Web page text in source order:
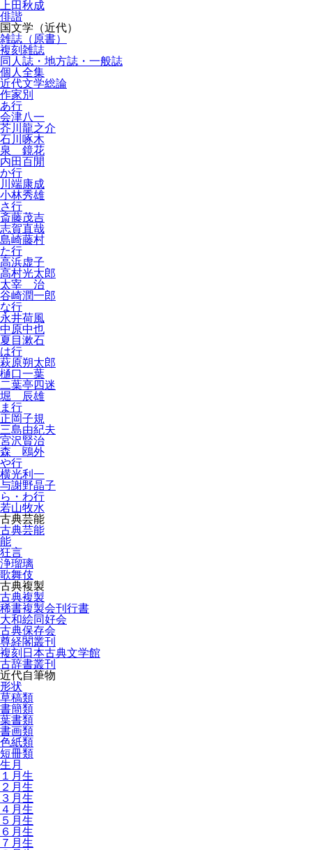
上田秋成
俳諧
国文学（近代）
雑誌（原書）
複刻雑誌
同人誌・地方誌・一般誌
個人全集
近代文学総論
作家別
あ行
会津八一
芥川龍之介
石川啄木
泉 鏡花
内田百閒
か行
川端康成
小林秀雄
さ行
斎藤茂吉
志賀直哉
島崎藤村
た行
高浜虚子
高村光太郎
太宰 治
谷崎潤一郎
な行
永井荷風
中原中也
夏目漱石
は行
萩原朔太郎
樋口一葉
二葉亭四迷
堀 辰雄
ま行
正岡子規
三島由紀夫
宮沢賢治
森 鴎外
や行
横光利一
与謝野晶子
ら・わ行
若山牧水
古典芸能
古典芸能
能
狂言
浄瑠璃
歌舞伎
古典複製
古典複製
稀書複製会刊行書
大和絵同好会
古典保存会
尊経閣叢刊
複刻日本古典文学館
古辞書叢刊
近代自筆物
形状
草稿類
書簡類
葉書類
書画類
色紙類
短冊類
生月
１月生
２月生
３月生
４月生
５月生
６月生
７月生